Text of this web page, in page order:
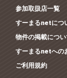
参加取扱店一覧
すーまるnetにつ
物件の掲載につい
すーまるnetへの
ご利用規約